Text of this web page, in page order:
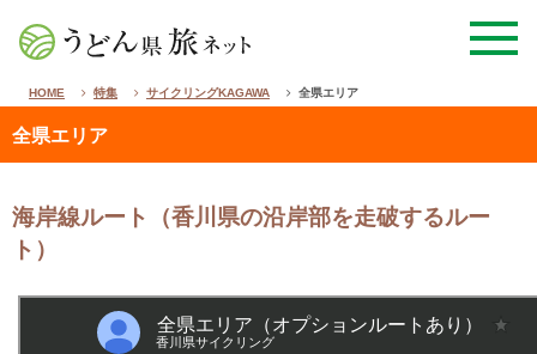
HOME 特集 サイクリングKAGAWA 全県エリア
全県エリア
海岸線ルート（香川県の沿岸部を走破するルー
ト）